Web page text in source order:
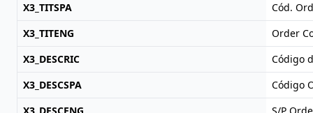
X3_TITSPA
Cód.
X3_TITENG
Order
X3_DESCRIC
Código
X3_DESCSPA
Código